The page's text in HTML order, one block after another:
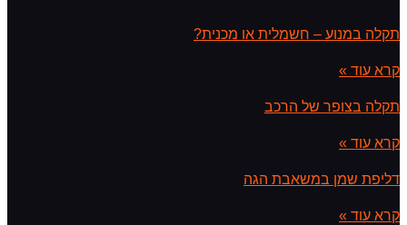
תקלה במנוע – חשמלית או מכנית?
קרא עוד »
תקלה בצופר של הרכב
קרא עוד »
דליפת שמן במשאבת הגה
קרא עוד »